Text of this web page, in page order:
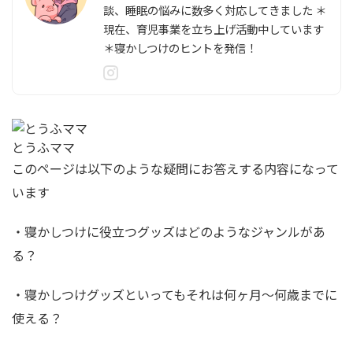
談、睡眠の悩みに数多く対応してきました ＊
現在、育児事業を立ち上げ活動中しています
＊寝かしつけのヒントを発信！
とうふママ
このページは以下のような疑問にお答えする内容になって
います
・寝かしつけに役立つグッズはどのようなジャンルがあ
る？
・寝かしつけグッズといってもそれは何ヶ月〜何歳までに
使える？